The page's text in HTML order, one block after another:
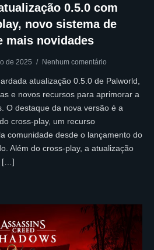
0.5.0 com
novo sistema de
mais novidades
de 2025 Nenhum comentário
atualização 0.5.0 de Palworld,
e novos recursos para aprimorar a
O destaque da nova versão é a
cross-play, um recurso
comunidade desde o lançamento do
Além do cross-play, a atualização
[…]